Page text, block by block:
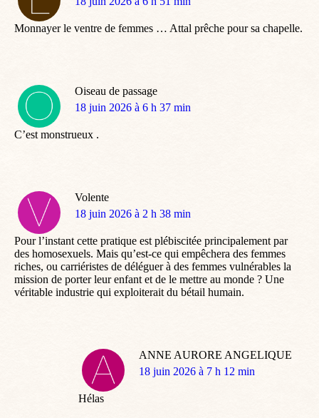
Monnayer le ventre de femmes … Attal prêche pour sa chapelle.
Oiseau de passage
dit
18 juin 2026 à 6 h 37 min
C’est monstrueux .
Volente
dit
18 juin 2026 à 2 h 38 min
Pour l’instant cette pratique est plébiscitée principalement par
des homosexuels. Mais qu’est-ce qui empêchera des femmes
riches, ou carriéristes de déléguer à des femmes vulnérables la
mission de porter leur enfant et de le mettre au monde ? Une
véritable industrie qui exploiterait du bétail humain.
ANNE AURORE ANGELIQUE
dit
18 juin 2026 à 7 h 12 min
Hélas